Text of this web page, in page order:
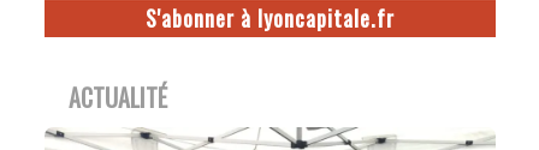
S'abonner à lyoncapitale.fr
ACTUALITÉ